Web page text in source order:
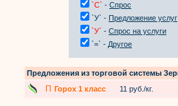
`С` - Спрос
`У` - Предложение услуг
`У` - Спрос на услуги
`=` - Другое
Предложения из торговой системы
П Горох 1 класс 11 руб./кг.